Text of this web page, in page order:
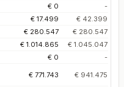
€ 0
-
€ 17.499
€ 42.399
€ 280.547
€ 280.547
€ 1.014.865
€ 1.045.047
€ 0
-
€ 771.743 € 941.475